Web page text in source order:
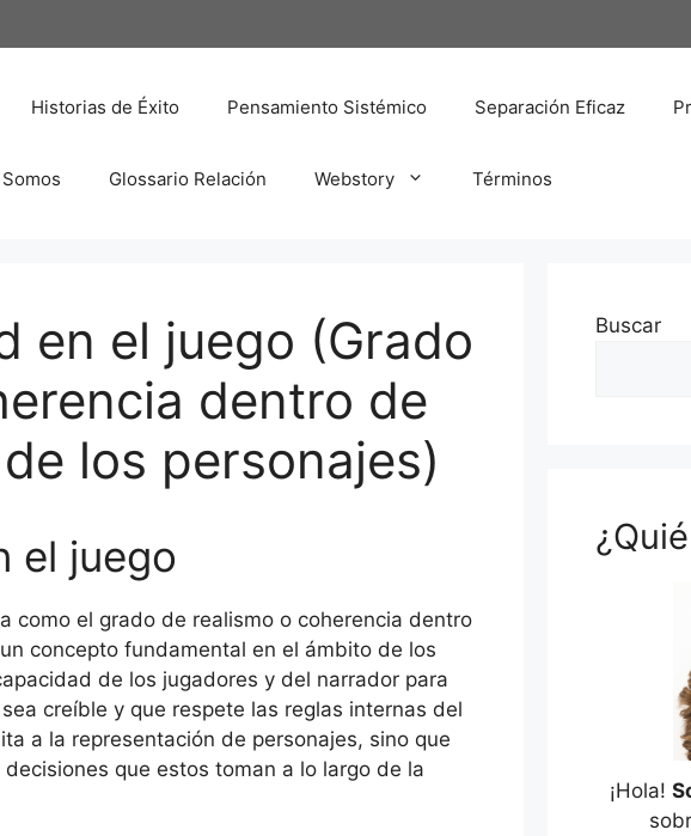
Historias de Éxito Pensamiento Sistémico Separación Eficaz
Glossario Relación Webstory Términos
en el juego (Grado
dentro de
los personajes)
el juego
como el grado de realismo o coherencia dentro
concepto fundamental en el ámbito de los
de los jugadores y del narrador para
creíble y que respete las reglas internas del
a la representación de personajes, sino que
que estos toman a lo largo de la
Buscar
¡Hola!